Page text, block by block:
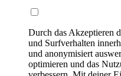
Durch das Akzeptieren
und Surfverhalten
und anonymisiert
optimieren und das